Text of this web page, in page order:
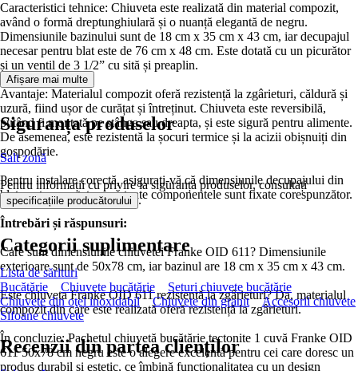
Caracteristici tehnice: Chiuveta este realizată din material compozit,
având o formă dreptunghiulară și o nuanță elegantă de negru.
Dimensiunile bazinului sunt de 18 cm x 35 cm x 43 cm, iar decupajul
necesar pentru blat este de 76 cm x 48 cm. Este dotată cu un picurător
și un ventil de 3 1/2” cu sită și preaplin.
Avantaje: Materialul compozit oferă rezistență la zgârieturi, căldură și
uzură, fiind ușor de curățat și întreținut. Chiuveta este reversibilă,
putând fi montată pe stânga sau dreapta, și este sigură pentru alimente.
De asemenea, este rezistentă la șocuri termice și la acizii obișnuiți din
gospodărie.
Pentru instalare corectă, asigurați-vă că dimensiunile decupajului din
blat sunt respectate și că toate componentele sunt fixate corespunzător.
Întrebări și răspunsuri:
Care sunt dimensiunile chiuvetei Franke OID 611? Dimensiunile
exterioare sunt de 50x78 cm, iar bazinul are 18 cm x 35 cm x 43 cm.
Este chiuveta Franke OID 611 rezistentă la zgârieturi? Da, materialul
compozit din care este realizată oferă rezistență la zgârieturi.
În concluzie: Pachetul chiuvetă bucătărie tectonite 1 cuvă Franke OID
611 50x78 cm negru este o alegere excelentă pentru cei care doresc un
produs durabil și estetic, ce îmbină funcționalitatea cu un design
Afișare mai multe
Siguranța produselor
Salt zonă
Pentru informații cu privire la siguranța produselor, consultați
specificațiile producătorului .
Categorii suplimentare
Lista de sărituri
Bucătărie
Chiuvete bucătărie
Seturi chiuvete bucătărie
Chiuvete din oţel inoxidabil
Chiuvete din granit
Accesorii chiuvete
Sifoane chiuvete
Recenzii din partea clienților